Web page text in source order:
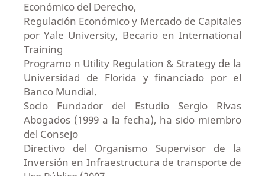
Económico del Derecho,
Regulación Económico y Mercado de Capitales
por Yale University, Becario en International
Training
Programo n Utility Regulation & Strategy de la
Universidad de Florida y financiado por el
Banco Mundial.
Socio Fundador del Estudio Sergio Rivas
Abogados (1999 a la fecha), ha sido miembro
del Consejo
Directivo del Organismo Supervisor de la
Inversión en Infraestructura de transporte de